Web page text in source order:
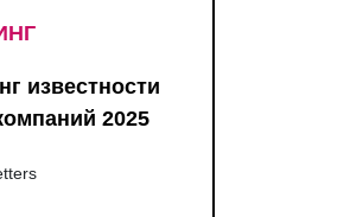
известности
2025